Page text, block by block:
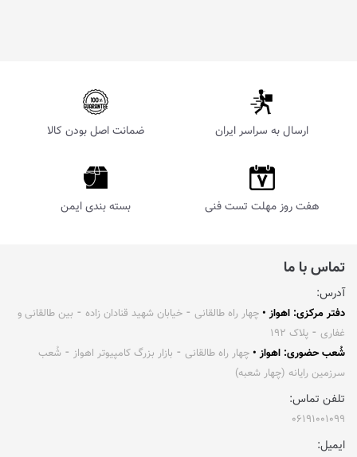
ارسال به سراسر ایران ضمانت اصل بودن کالا
هفت روز مهلت تست فنی بسته بندی ایمن
تماس با ما
آدرس:
دفتر مرکزی: اهواز • چهار راه طالقانی ⁃ خیابان شهید قنادان زاده ⁃ بین طالقانی و
غفاری ⁃ پلاک ۱۹۲
شُعب حضوری: اهواز • چهار راه طالقانی ⁃ بازار بزرگ کامپیوتر اهواز ⁃ شُعب
سرزمین رایانه (چهار شعبه)
تلفن تماس:
۰۶۱۹۱۰۰۱۰۹۹
ایمیل: